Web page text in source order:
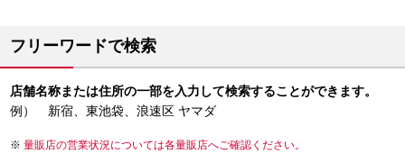
フリーワードで検索
店舗名称または住所の一部を入力して検索することができます。
例） 新宿、東池袋、浪速区 ヤマダ
量販店の営業状況については各量販店へご確認ください。